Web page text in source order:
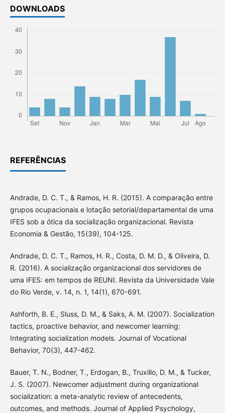
DOWNLOADS
REFERÊNCIAS
Andrade, D. C. T., & Ramos, H. R. (2015). A comparação entre
grupos ocupacionais e lotação setorial/departamental de uma
IFES sob a ótica da socialização organizacional. Revista
Economia & Gestão, 15(39), 104-125.
Andrade, D. C. T., Ramos, H. R., Costa, D. M. D., & Oliveira, D.
R. (2016). A socialização organizacional dos servidores de
uma IFES: em tempos de REUNI. Revista da Universidade Vale
do Rio Verde, v. 14, n. 1, 14(1), 670-691.
Ashforth, B. E., Sluss, D. M., & Saks, A. M. (2007). Socialization
tactics, proactive behavior, and newcomer learning:
Integrating socialization models. Journal of Vocational
Behavior, 70(3), 447-462.
Bauer, T. N., Bodner, T., Erdogan, B., Truxillo, D. M., & Tucker,
J. S. (2007). Newcomer adjustment during organizational
socialization: a meta-analytic review of antecedents,
outcomes, and methods. Journal of Applied Psychology,